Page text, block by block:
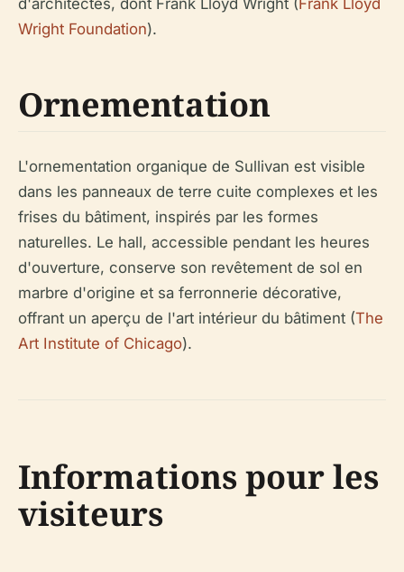
d'architectes, dont Frank Lloyd Wright (Frank Lloyd
Wright Foundation).
Ornementation
L'ornementation organique de Sullivan est visible
dans les panneaux de terre cuite complexes et les
frises du bâtiment, inspirés par les formes
naturelles. Le hall, accessible pendant les heures
d'ouverture, conserve son revêtement de sol en
marbre d'origine et sa ferronnerie décorative,
offrant un aperçu de l'art intérieur du bâtiment (The
Art Institute of Chicago).
Informations pour les
visiteurs